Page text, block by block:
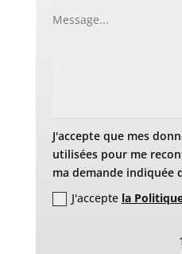
J'accepte que mes
utilisées pour me
ma demande indiquée
J'accepte la